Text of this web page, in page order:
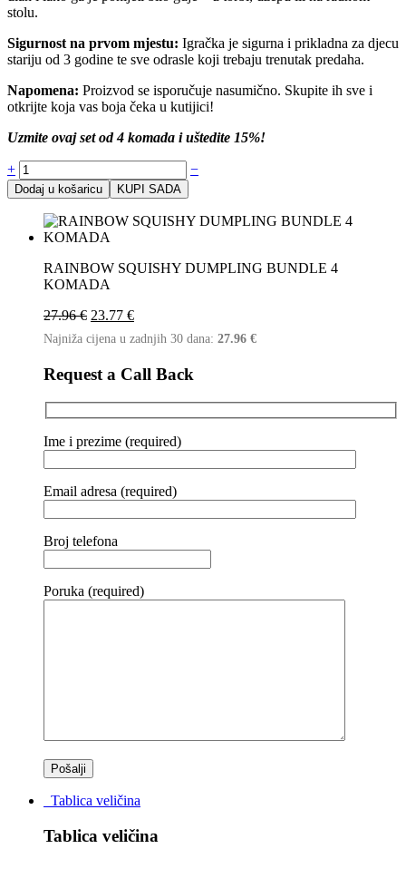
stolu.
Sigurnost na prvom mjestu: Igračka je sigurna i prikladna za djecu
stariju od 3 godine te sve odrasle koji trebaju trenutak predaha.
Napomena: Proizvod se isporučuje nasumično. Skupite ih sve i
otkrijte koja vas boja čeka u kutijici!
Uzmite ovaj set od 4 komada i uštedite 15%!
+ −
Dodaj u košaricu KUPI SADA
RAINBOW SQUISHY DUMPLING BUNDLE 4
KOMADA
27.96€ 23.77 €
Najniža cijena u zadnjih 30 dana: 27.96 €
Request a Call Back
Ime i prezime (required)
Email adresa (required)
Broj telefona
Poruka (required)
Tablica veličina
Tablica veličina